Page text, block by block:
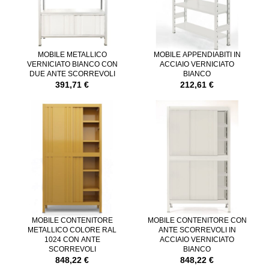
MOBILE METALLICO
VERNICIATO BIANCO CON
DUE ANTE SCORREVOLI
391,71 €
MOBILE APPENDIABITI IN
ACCIAIO VERNICIATO
BIANCO
212,61 €
MOBILE CONTENITORE
METALLICO COLORE RAL
1024 CON ANTE
SCORREVOLI
848,22 €
MOBILE CONTENITORE CON
ANTE SCORREVOLI IN
ACCIAIO VERNICIATO
BIANCO
848,22 €